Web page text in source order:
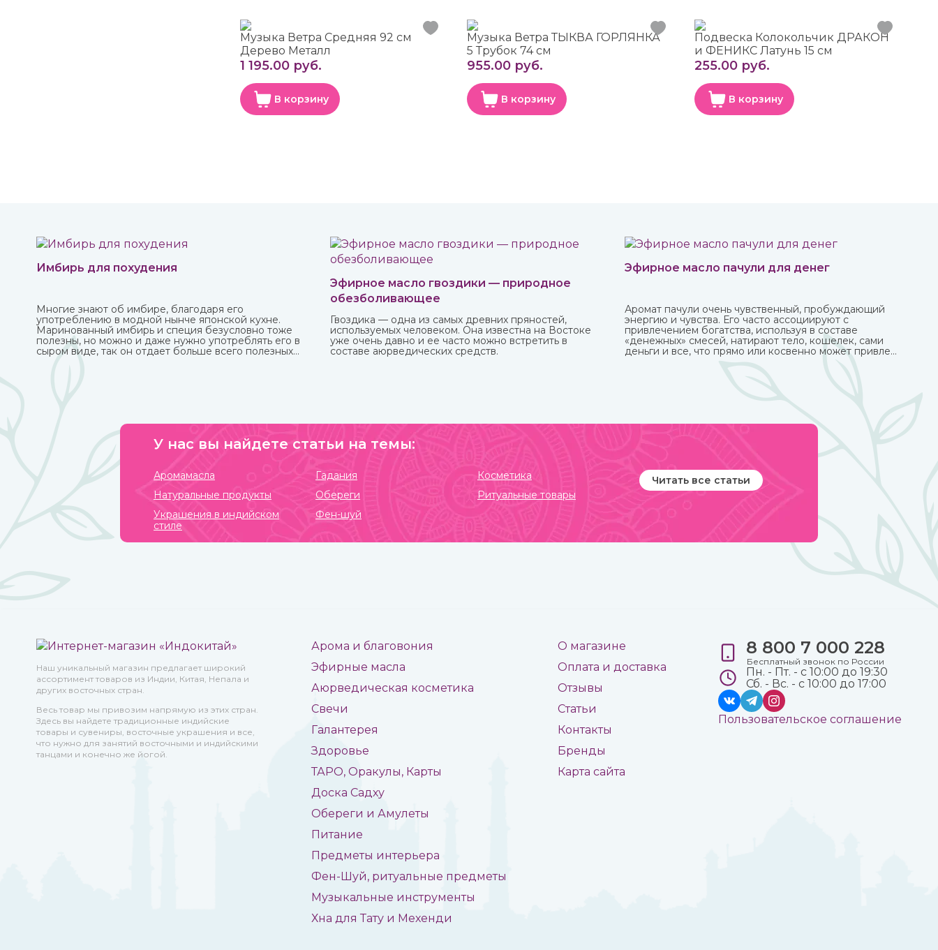
Музыка Ветра Средняя 92 см
Дерево Металл
1 195.00 руб.
В корзину
Музыка Ветра ТЫКВА ГОРЛЯНКА
5 Трубок 74 см
955.00 руб.
В корзину
Подвеска Колокольчик ДРАКОН
и ФЕНИКС Латунь 15 см
255.00 руб.
В корзину
Имбирь для похудения
Многие знают об имбире, благодаря его
употреблению в модной нынче японской кухне.
Маринованный имбирь и специя безусловно тоже
полезны, но можно и даже нужно употреблять его в
сыром виде, так он отдает больше всего полезных
веществ и приносит больше пользы.
Эфирное масло гвоздики — природное
обезболивающее
Гвоздика — одна из самых древних пряностей,
используемых человеком. Она известна на Востоке
уже очень давно и ее часто можно встретить в
составе аюрведических средств.
Эфирное масло пачули для денег
Аромат пачули очень чувственный, пробуждающий
энергию и чувства. Его часто ассоциируют с
привлечением богатства, используя в составе
«денежных» смесей, натирают тело, кошелек, сами
деньги и все, что прямо или косвенно может привлечь
У нас вы найдете статьи на темы:
Аромамасла Гадания
Косметика
Натуральные продукты
Обереги
Ритуальные товары
Украшения в индийском
стиле
Фен-шуй
Читать все статьи
Наш уникальный магазин предлагает широкий
ассортимент товаров из Индии, Китая, Непала и
других восточных стран.
Весь товар мы привозим напрямую из этих стран.
Здесь вы найдете традиционные индийские
товары и сувениры, восточные украшения и все,
что нужно для занятий восточными и индийскими
танцами и конечно же йогой.
Арома и благовония
Эфирные масла
Аюрведическая косметика
Свечи
Галантерея
Здоровье
ТАРО, Оракулы, Карты
Доска Садху
Обереги и Амулеты
Питание
Предметы интерьера
Фен-Шуй, ритуальные предметы
Музыкальные инструменты
Хна для Тату и Мехенди
О магазине
Оплата и доставка
Отзывы
Статьи
Контакты
Бренды
Карта сайта
8 800 7 000 228
Бесплатный звонок по России
Пн. - Пт. - с 10:00 до 19:30
Сб. - Вс. - с 10:00 до 17:00
Пользовательское соглашение